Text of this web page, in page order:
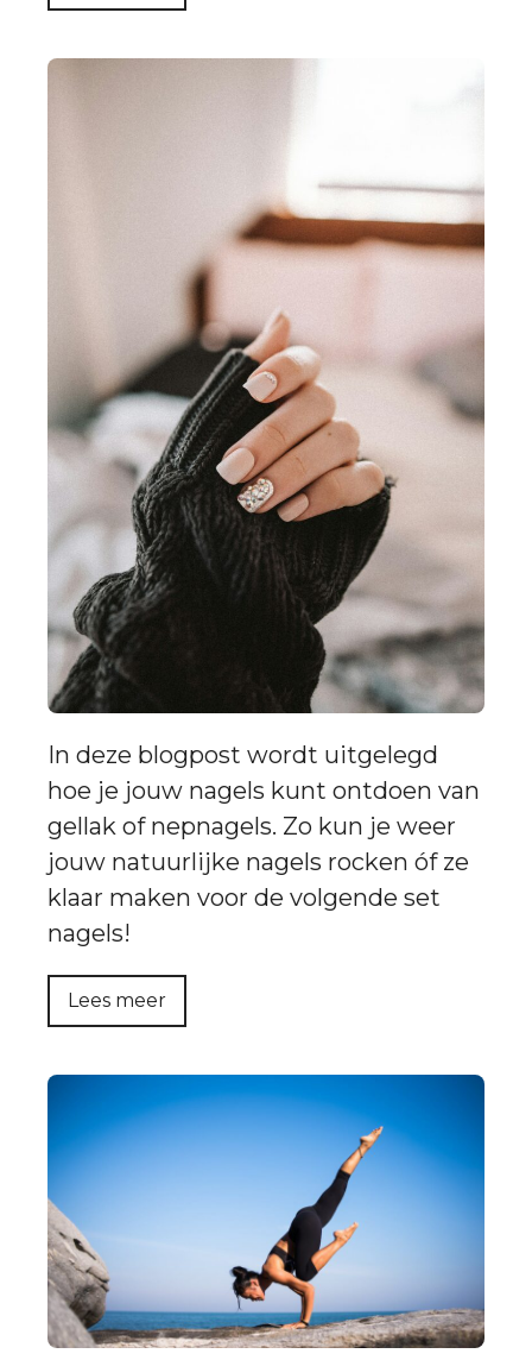
In deze blogpost wordt uitgelegd
hoe je jouw nagels kunt ontdoen van
gellak of nepnagels. Zo kun je weer
jouw natuurlijke nagels rocken óf ze
klaar maken voor de volgende set
nagels!
Lees meer